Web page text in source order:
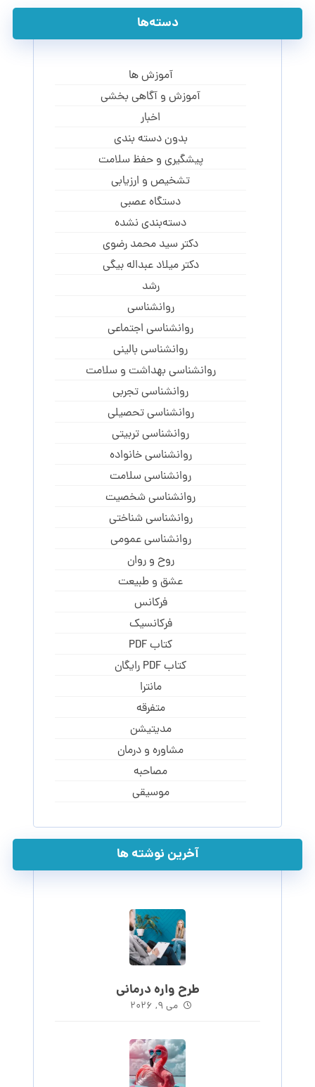
دسته‌ها
آموزش ها
آموزش و آگاهی‌ بخشی
اخبار
بدون دسته بندی
پیشگیری و حفظ سلامت
تشخیص و ارزیابی
دستگاه عصبی
دسته‌بندی نشده
دکتر سید محمد رضوی
دکتر میلاد عبداله بیگی
رشد
روانشناسی
روانشناسی اجتماعی
روانشناسی بالینی
روانشناسی بهداشت و سلامت
روانشناسی تجربی
روانشناسی تحصیلی
روانشناسی تربیتی
روانشناسی خانواده
روانشناسی سلامت
روانشناسی شخصیت
روانشناسی شناختی
روانشناسی عمومی
روح و روان
عشق و طبیعت
فرکانس
فرکانسیک
کتاب PDF
کتاب PDF رایگان
مانترا
متفرقه
مدیتیشن
مشاوره و درمان
مصاحبه
موسیقی
آخرین نوشته ها
طرح واره درمانی
می 9, 2026